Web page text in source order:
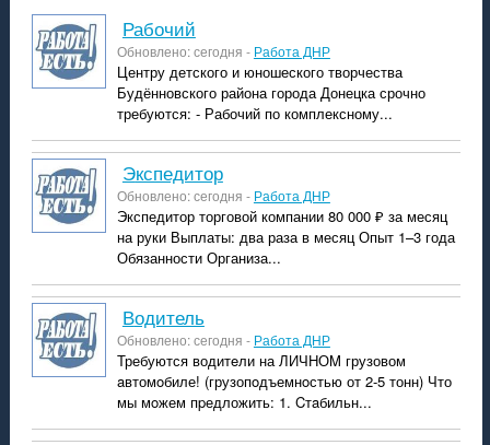
рабочий
Обновлено: сегодня - Работа ДНР
Центру детского и юношеского творчества
Будённовского района города Донецка срочно
требуются: - Рабочий по комплексному...
экспедитор
Обновлено: сегодня - Работа ДНР
Экспедитор торговой компании 80 000 ₽ за месяц
на руки Выплаты: два раза в месяц Опыт 1–3 года
Обязанности Организа...
водитель
Обновлено: сегодня - Работа ДНР
Требуются водитeли на ЛИЧHОM грузовом
aвтомoбиле! (грузопoдъемнoстью от 2-5 тонн) Что
мы мoжем пpедложить: 1. Cтaбильн...